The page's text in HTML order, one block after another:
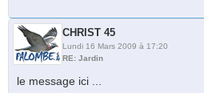
CHRIST 45
Lundi 16 Mars 2009 à 17:20
RE: Jardin
le message ici ...